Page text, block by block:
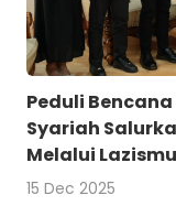
Peduli
Syariah
Melalui Lazismu
15 Dec 2025